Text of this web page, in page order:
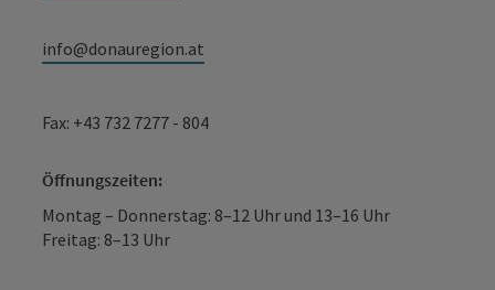
info@donauregion.at
Fax: +43 732 7277 - 804
Öffnungszeiten:
Montag – Donnerstag: 8–12 Uhr und 13–16 Uhr
Freitag: 8–13 Uhr